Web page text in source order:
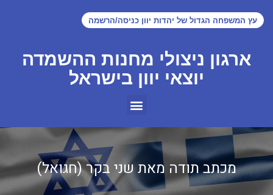
עץ המשפחה הגדול של יהדות יוון כניסה/הרשמה
ארגון ניצולי מחנות ההשמדה
יוצאי יוון בישראל
מכתב תודה מאת שני בקר (חגואל)